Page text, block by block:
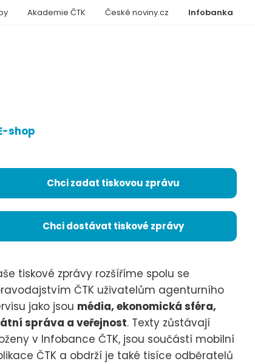
shop
Infobanka
Akademie ČTK České noviny.cz
Chci zadat tiskovou zprávu
Chci dostávat tiskové zprávy
tiskové zprávy rozšíříme spolu se
ČTK uživatelům agenturního
jako jsou média, ekonomická sféra,
správa a veřejnost. Texty zůstávají
v Infobance ČTK, jsou součástí mobilní
ČTK a obdrží je také tisíce odběratelů